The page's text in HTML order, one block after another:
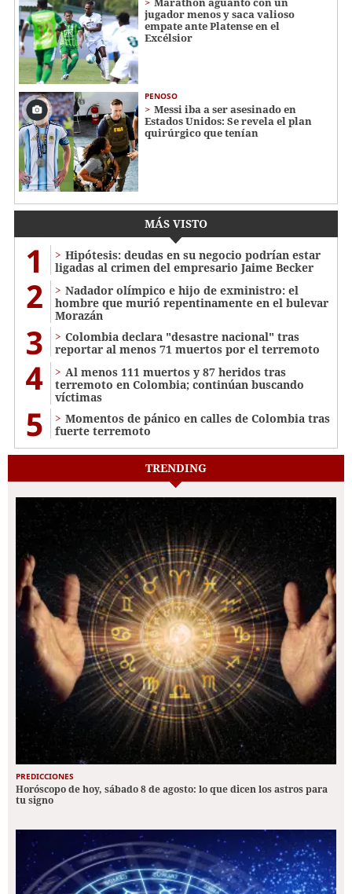
jugador menos y saca valioso
empate ante Platense en el
Excélsior
PENOSO
Messi iba a ser asesinado en
Estados Unidos: Se revela el plan
quirúrgico que tenían
MÁS VISTO
1
Hipótesis: deudas en su negocio podrían estar
ligadas al crimen del empresario Jaime Becker
2
Nadador olímpico e hijo de exministro: el
hombre que murió repentinamente en el bulevar
Morazán
3
Colombia declara "desastre nacional" tras
reportar al menos 71 muertos por el terremoto
4
Al menos 111 muertos y 87 heridos tras
terremoto en Colombia; continúan buscando
víctimas
5
Momentos de pánico en calles de Colombia tras
fuerte terremoto
TRENDING
PREDICCIONES
Horóscopo de hoy, sábado 8 de agosto: lo que dicen los astros para
tu signo